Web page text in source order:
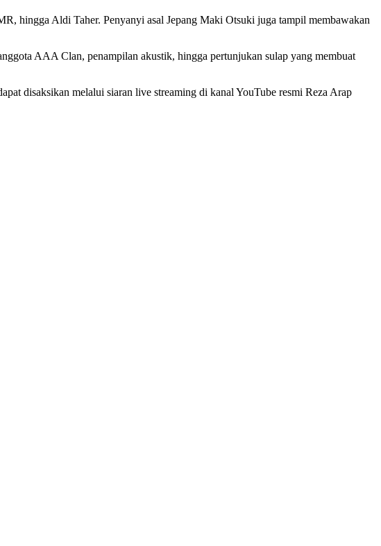
hingga Aldi Taher. Penyanyi asal Jepang Maki Otsuki juga tampil membawakan
AAA Clan, penampilan akustik, hingga pertunjukan sulap yang membuat
disaksikan melalui siaran live streaming di kanal YouTube resmi Reza Arap